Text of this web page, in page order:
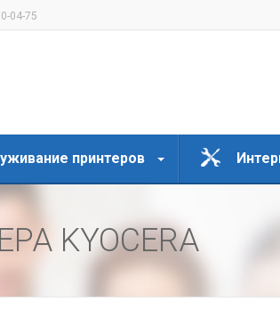
04-75
принтеров
KYOCERA